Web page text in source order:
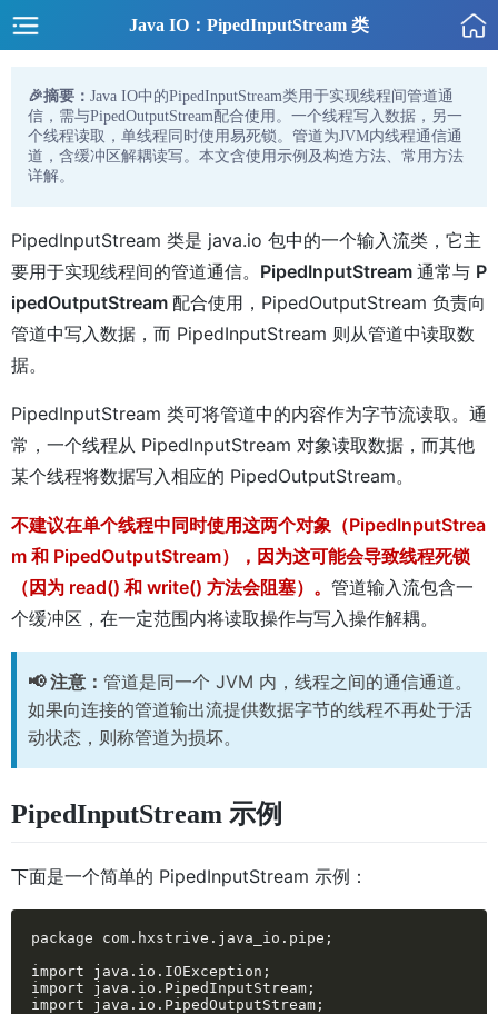
Java IO：PipedInputStream 类
🎉摘要： Java IO中的PipedInputStream类用于实现线程间管道通
信，需与PipedOutputStream配合使用。一个线程写入数据，另一
个线程读取，单线程同时使用易死锁。管道为JVM内线程通信通
道，含缓冲区解耦读写。本文含使用示例及构造方法、常用方法
详解。
PipedInputStream 类是 java.io 包中的一个输入流类，它主
要用于实现线程间的管道通信。 PipedInputStream 通常与 P
ipedOutputStream 配合使用，PipedOutputStream 负责向
管道中写入数据，而 PipedInputStream 则从管道中读取数
据。
PipedInputStream 类可将管道中的内容作为字节流读取。通
常，一个线程从 PipedInputStream 对象读取数据，而其他
某个线程将数据写入相应的 PipedOutputStream。
不建议在单个线程中同时使用这两个对象（PipedInputStrea
m 和 PipedOutputStream），因为这可能会导致线程死锁
（因为 read() 和 write() 方法会阻塞）。 管道输入流包含一
个缓冲区，在一定范围内将读取操作与写入操作解耦。
📢 注意： 管道是同一个 JVM 内，线程之间的通信通道。
如果向连接的管道输出流提供数据字节的线程不再处于活
动状态，则称管道为损坏。
PipedInputStream 示例
下面是一个简单的 PipedInputStream 示例：
package com.hxstrive.java_io.pipe;
import java.io.IOException;
import java.io.PipedInputStream;
import java.io.PipedOutputStream;